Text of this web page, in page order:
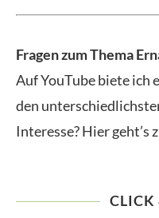
Fragen zum Thema
Auf YouTube biete ich
den
Interesse? Hier geht’s
CLICK